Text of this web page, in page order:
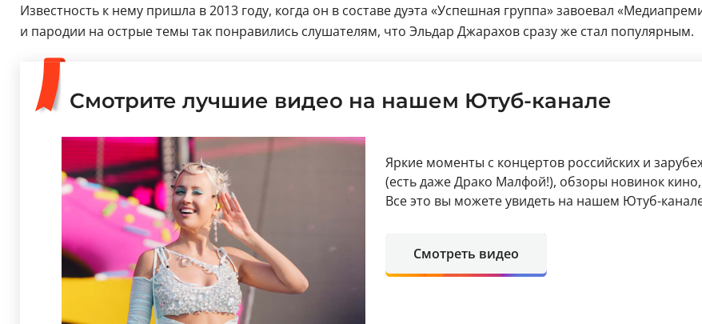
Известность к нему пришла в 2013 году, когда он в составе дуэта «Успешная группа» завоевал
и пародии на острые темы так понравились слушателям, что Эльдар Джарахов сразу же стал популярным.
Смотрите лучшие видео на нашем Ютуб-канале
Яркие моменты с концертов российских и
(есть даже Драко Малфой!), обзоры новинок
Все это вы можете увидеть на нашем Ютуб-
Смотреть видео